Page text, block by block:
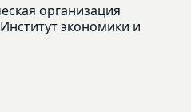
организация
экономики и